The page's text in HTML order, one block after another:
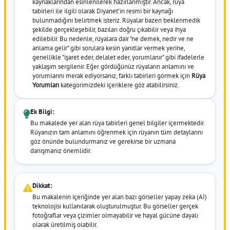
tabirleri ile ilgili olarak Diyanet'in resmi bir kaynağı
bulunmadığını belirtmek isteriz. Rüyalar bazen beklenmedik
şekilde gerçekleşebilir, bazıları doğru çıkabilir veya ihya
edilebilir. Bu nedenle, rüyalara dair "ne demek, nedir ve ne
anlama gelir" gibi sorulara kesin yanıtlar vermek yerine,
genellikle "işaret eder, delalet eder, yorumlanır" gibi ifadelerle
yaklaşım sergilenir. Eğer gördüğünüz rüyaların anlamını ve
yorumlarını merak ediyorsanız, farklı tabirleri görmek için Rüya
Yorumları kategorimizdeki içeriklere göz atabilirsiniz.
Ek Bilgi:
Bu makalede yer alan rüya tabirleri genel bilgiler içermektedir.
Rüyanızın tam anlamını öğrenmek için rüyanın tüm detaylarını
göz önünde bulundurmanız ve gerekirse bir uzmana
danışmanız önemlidir.
Dikkat:
Bu makalenin içeriğinde yer alan bazı görseller yapay zeka (AI)
teknolojisi kullanılarak oluşturulmuştur. Bu görseller gerçek
fotoğraflar veya çizimler olmayabilir ve hayal gücüne dayalı
olarak üretilmiş olabilir.